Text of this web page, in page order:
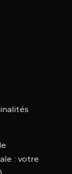
: votre